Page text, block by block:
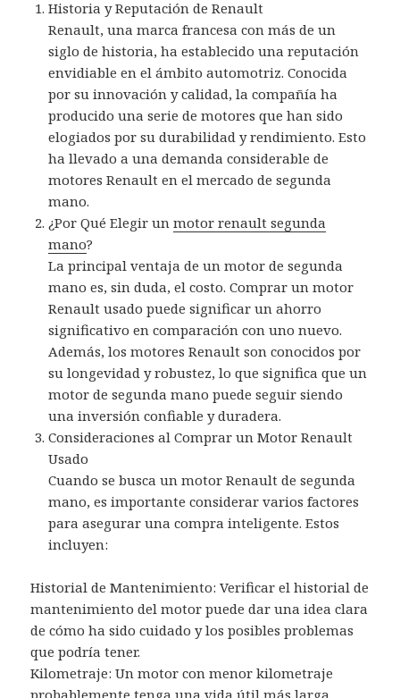
Historia y Reputación de Renault
Renault, una marca francesa con más de un
siglo de historia, ha establecido una reputación
envidiable en el ámbito automotriz. Conocida
por su innovación y calidad, la compañía ha
producido una serie de motores que han sido
elogiados por su durabilidad y rendimiento. Esto
ha llevado a una demanda considerable de
motores Renault en el mercado de segunda
mano.
¿Por Qué Elegir unmotor renault segunda
mano?
La principal ventaja de un motor de segunda
mano es, sin duda, el costo. Comprar un motor
Renault usado puede significar un ahorro
significativo en comparación con uno nuevo.
Además, los motores Renault son conocidos por
su longevidad y robustez, lo que significa que un
motor de segunda mano puede seguir siendo
una inversión confiable y duradera.
Consideraciones al Comprar un Motor Renault
Usado
Cuando se busca un motor Renault de segunda
mano, es importante considerar varios factores
para asegurar una compra inteligente. Estos
incluyen:
Historial de Mantenimiento: Verificar el historial de
mantenimiento del motor puede dar una idea clara
de cómo ha sido cuidado y los posibles problemas
que podría tener.
Kilometraje: Un motor con menor kilometraje
probablemente tenga una vida útil más larga.